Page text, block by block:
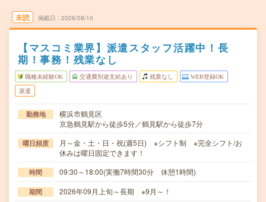
未読 掲載日 2026/08/10
【マスコミ業界】派遣スタッフ活躍中！長
期！事務！残業なし
職種未経験OK 交通費別途支給あり 残業なし WEB登録OK
派遣
勤務地
横浜市鶴見区
京急鶴見駅から徒歩5分／鶴見駅から徒歩7分
曜日頻度
月～金・土・日・祝(週5日) ※シフト制 ※完全シフト/お
休みは曜日固定できます！
時間 09:30～18:00(実働7時間30分 休憩1時間)
期間 2026年09月上旬～長期 ※9月～！